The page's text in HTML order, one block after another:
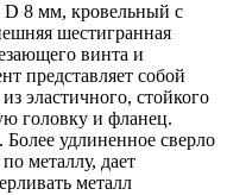
8 мм, кровельный с
шестигранная
винта и
представляет собой
эластичного, стойкого
головку и фланец.
удлиненное сверло
металлу, дает
металл